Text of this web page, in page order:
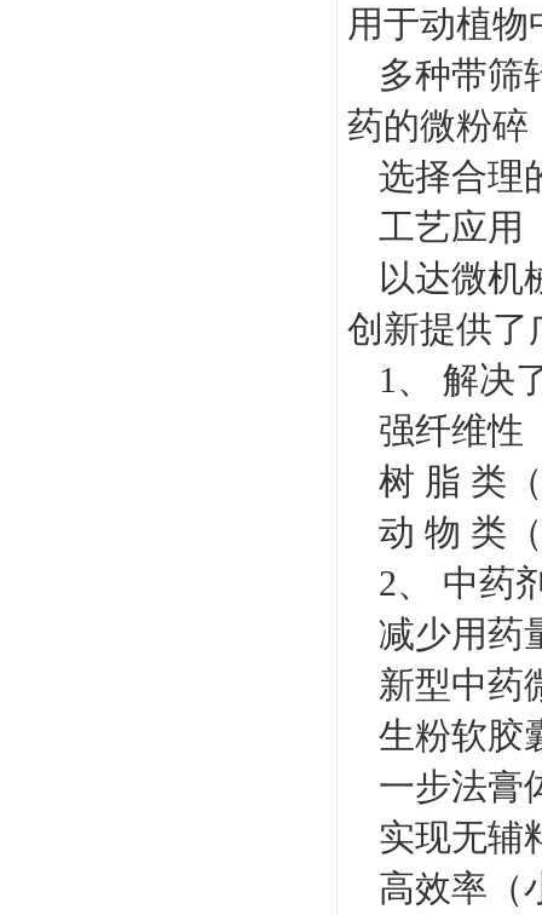
用于动植
多种带筛
药的微粉碎
选择合理
工艺应用
以达微机
创新提供了
1、 解决
强纤维性
树 脂 类
动 物 类
2、 中药
减少用药
新型中药
生粉软胶
一步法膏
实现无辅
高效率（